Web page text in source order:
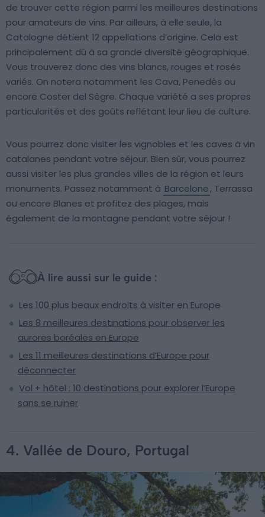
de trouver cette région parmi les meilleures destinations
pour amateurs de vins. Par ailleurs, à elle seule, la
Catalogne détient 12 appellations d’origine. Cela est
principalement dû à sa grande diversité géographique.
Vous trouverez donc des vins blancs, rouges et rosés
variés. On notera notamment les Cava, Penedès ou
encore Coster del Sègre. Chaque variété a ses propres
particularités et des goûts reflétant leur lieu de culture.
Vous pourrez donc visiter les vignobles et les caves à vin
catalanes pendant votre séjour. Bien sûr, vous pourrez
aussi visiter les plus grandes villes de la région et leurs
monuments. Passez notamment à Barcelone, Terrassa
ou encore Blanes et profitez des plages, mais
également de la montagne pendant votre séjour !
À lire aussi sur le guide :
Les 100 plus beaux endroits à visiter en Europe
Les 8 meilleures destinations pour observer les
aurores boréales en Europe
Les 11 meilleures destinations d’Europe pour
déconnecter
Vol + hôtel : 10 destinations pour explorer l’Europe
sans se ruiner
4. Vallée de Douro, Portugal